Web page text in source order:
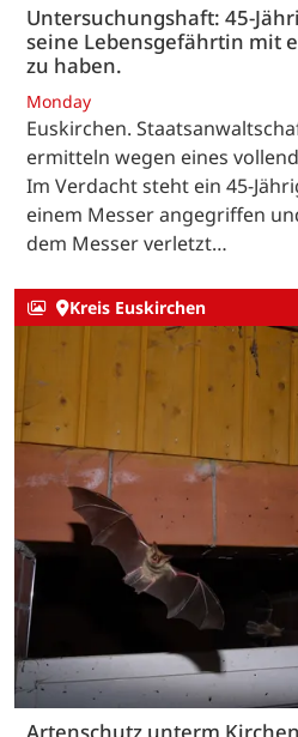
Untersuchungshaft: 45-
seine Lebensgefährtin mit
zu haben.
Monday
Euskirchen.
ermitteln wegen eines
Im Verdacht steht ein 45-
einem Messer angegriffen
dem Messer verletzt…
Kreis Euskirchen
Artenschutz unterm